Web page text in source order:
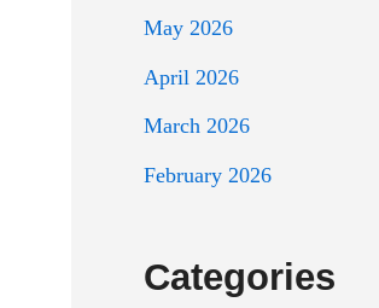
May 2026
April 2026
March 2026
February 2026
Categories